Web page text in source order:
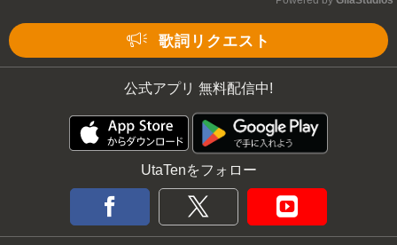
歌詞リクエスト
公式アプリ 無料配信中!
UtaTenをフォロー